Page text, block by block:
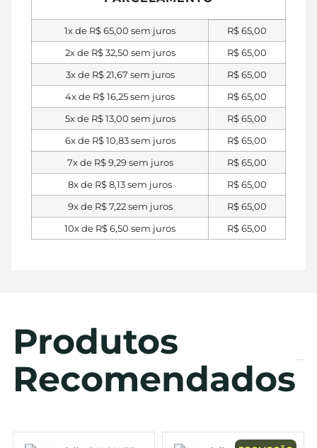
1x de R$65,00 sem juros R$65,00
2x de R$32,50 sem juros R$65,00
3x de R$21,67 sem juros R$65,00
4x de R$16,25sem juros R$65,00
5x de R$13,00 sem juros R$65,00
6x de R$10,83sem juros R$65,00
7x de R$9,29sem juros R$65,00
8x de R$8,13sem juros R$65,00
9x de R$7,22sem juros R$65,00
10x de R$6,50 sem juros R$65,00
Produtos
Recomendados